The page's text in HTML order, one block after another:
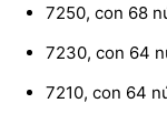
7250, con 68
7230, con 64
7210, con 64